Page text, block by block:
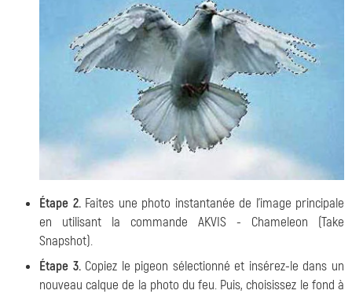
Étape 2.Faites une photo instantanée de l'image principale
en utilisant la commande AKVIS - Chameleon (Take
Snapshot).
Étape 3.Copiez le pigeon sélectionné et insérez-le dans un
nouveau calque de la photo du feu. Puis, choisissez le fond à